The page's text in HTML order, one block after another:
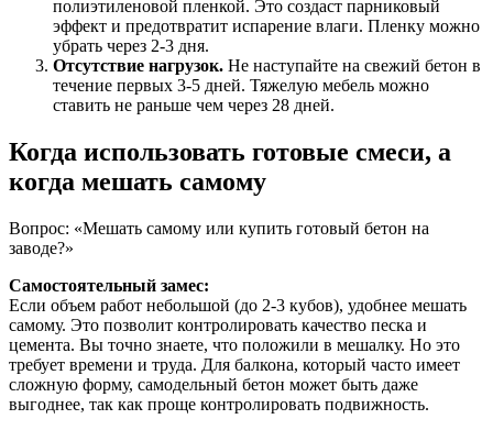
полиэтиленовой пленкой. Это создаст парниковый
эффект и предотвратит испарение влаги. Пленку можно
убрать через 2-3 дня.
Отсутствие нагрузок. Не наступайте на свежий бетон в
течение первых 3-5 дней. Тяжелую мебель можно
ставить не раньше чем через 28 дней.
Когда использовать готовые смеси, а
когда мешать самому
Вопрос: «Мешать самому или купить готовый бетон на
заводе?»
Самостоятельный замес:
Если объем работ небольшой (до 2-3 кубов), удобнее мешать
самому. Это позволит контролировать качество песка и
цемента. Вы точно знаете, что положили в мешалку. Но это
требует времени и труда. Для балкона, который часто имеет
сложную форму, самодельный бетон может быть даже
выгоднее, так как проще контролировать подвижность.